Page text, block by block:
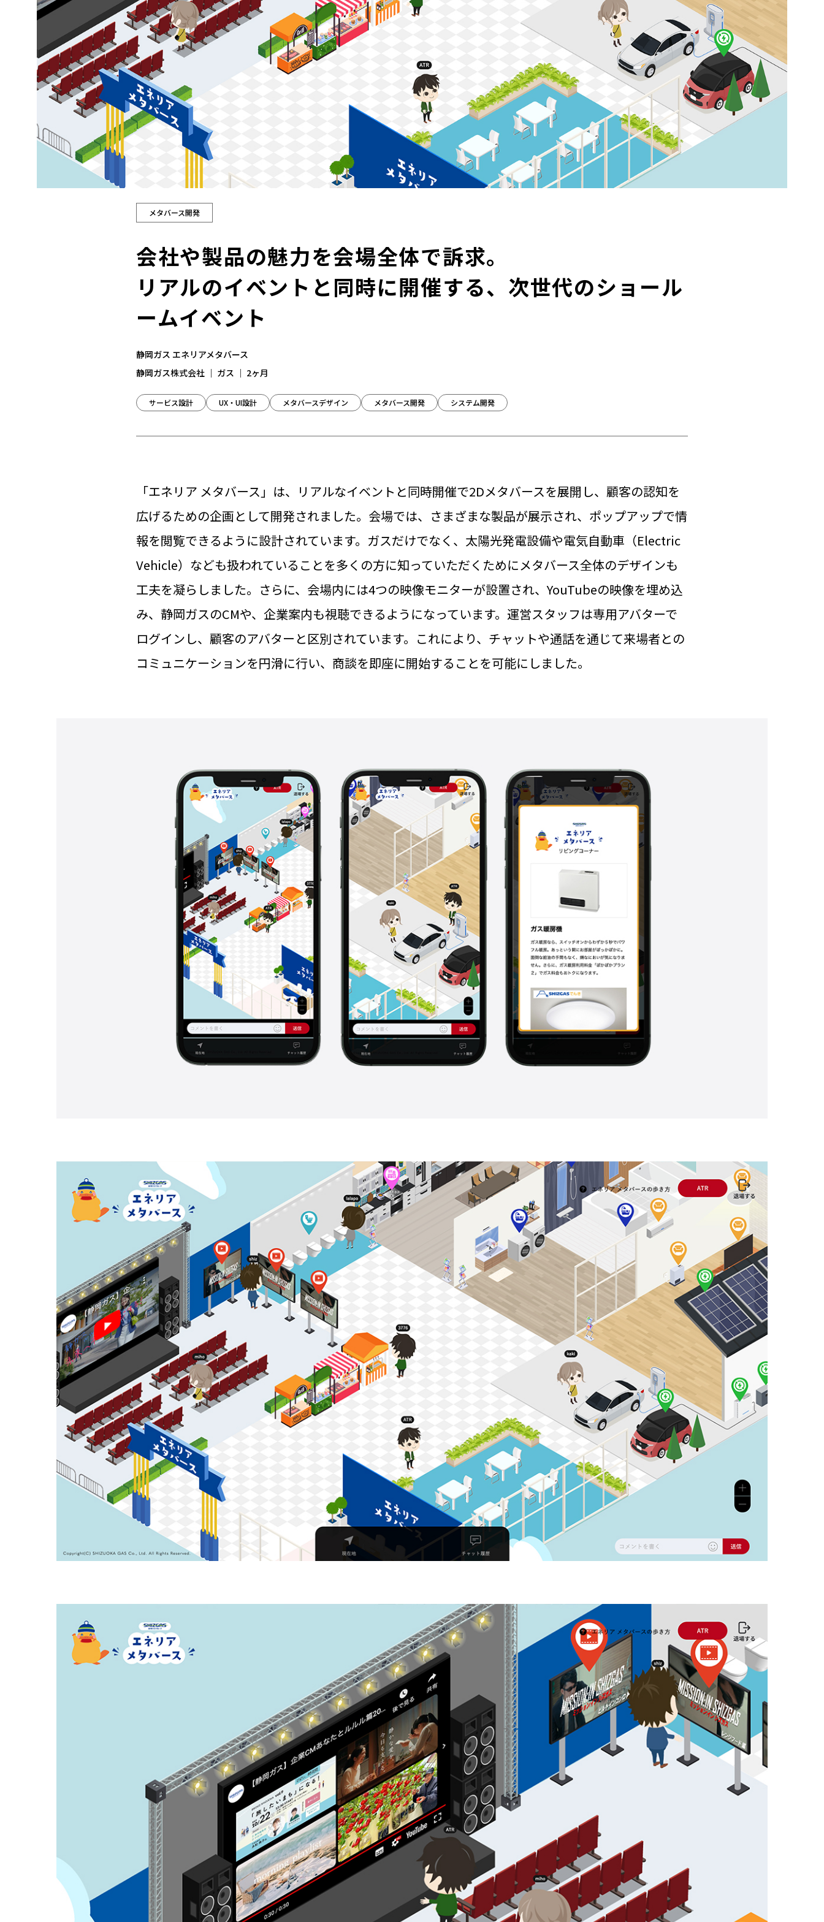
メタバース開発
会社や製品の魅力を会場全体で訴求。
リアルのイベントと同時に開催する、次世代のショール
ームイベント
静岡ガス エネリアメタバース
静岡ガス株式会社 ｜ ガス ｜ 2ヶ月
サービス設計 UX・UI設計 メタバースデザイン メタバース開発 システム開発
「エネリア メタバース」は、リアルなイベントと同時開催で2Dメタバースを展開し、顧客の認知を
広げるための企画として開発されました。会場では、さまざまな製品が展示され、ポップアップで情
報を閲覧できるように設計されています。ガスだけでなく、太陽光発電設備や電気自動車（Electric
Vehicle）なども扱われていることを多くの方に知っていただくためにメタバース全体のデザインも
工夫を凝らしました。さらに、会場内には4つの映像モニターが設置され、YouTubeの映像を埋め込
み、静岡ガスのCMや、企業案内も視聴できるようになっています。運営スタッフは専用アバターで
ログインし、顧客のアバターと区別されています。これにより、チャットや通話を通じて来場者との
コミュニケーションを円滑に行い、商談を即座に開始することを可能にしました。